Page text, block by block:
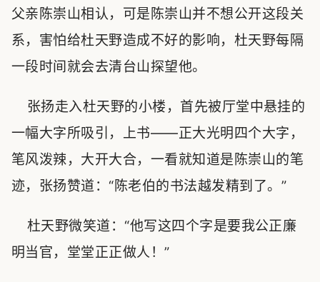
父亲陈崇山相认，可是陈崇山并不想公开这段关
系，害怕给杜天野造成不好的影响，杜天野每隔
一段时间就会去清台山探望他。
张扬走入杜天野的小楼，首先被厅堂中悬挂的
一幅大字所吸引，上书——正大光明四个大字，
笔风泼辣，大开大合，一看就知道是陈崇山的笔
迹，张扬赞道：“陈老伯的书法越发精到了。”
杜天野微笑道：“他写这四个字是要我公正廉
明当官，堂堂正正做人！”